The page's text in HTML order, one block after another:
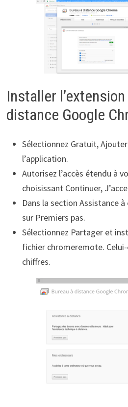
Installer
distance Google
Sélectionnez Gratuit,
l’application.
Autorisez l’accès étendu à
choisissant Continuer,
Dans la section Assistance
sur Premiers pas.
Sélectionnez Partager et
fichier chromeremote.
chiffres.